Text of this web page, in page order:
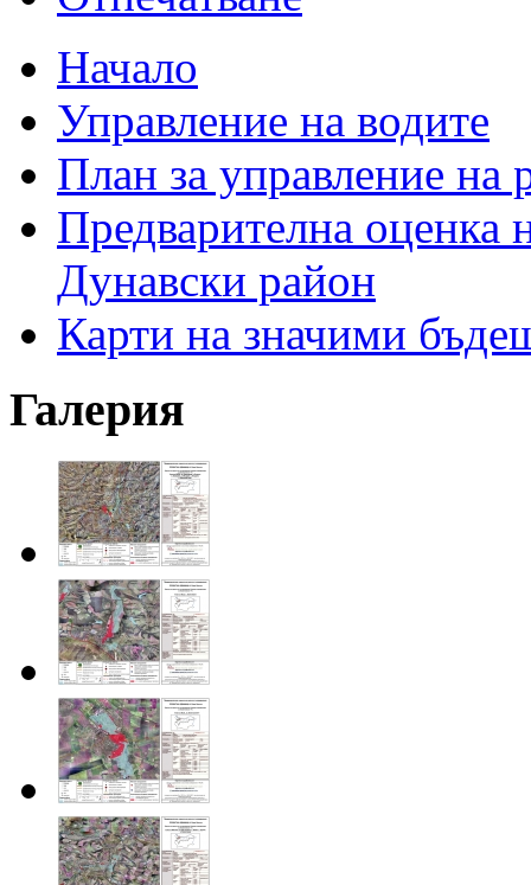
Начало
Управление на водите
План за управление на
Предварителна оценка
Дунавски район
Карти на значими
Галерия